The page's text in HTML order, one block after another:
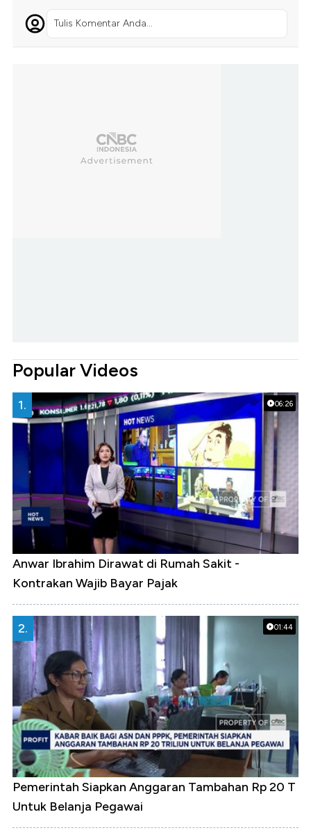
Tulis Komentar Anda...
Popular Videos
06:26
1.
Anwar Ibrahim Dirawat di Rumah Sakit -
Kontrakan Wajib Bayar Pajak
01:44
2.
Pemerintah Siapkan Anggaran Tambahan Rp 20 T
Untuk Belanja Pegawai